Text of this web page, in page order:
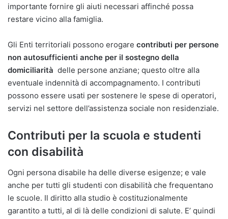
importante fornire gli aiuti necessari affinché possa
restare vicino alla famiglia.
Gli Enti territoriali possono erogare contributi per persone
non autosufficienti anche per il sostegno della
domiciliarità delle persone anziane; questo oltre alla
eventuale indennità di accompagnamento. I contributi
possono essere usati per sostenere le spese di operatori,
servizi nel settore dell’assistenza sociale non residenziale.
Contributi per la scuola e studenti
con disabilità
Ogni persona disabile ha delle diverse esigenze; e vale
anche per tutti gli studenti con disabilità che frequentano
le scuole. Il diritto alla studio è costituzionalmente
garantito a tutti, al di là delle condizioni di salute. E’ quindi